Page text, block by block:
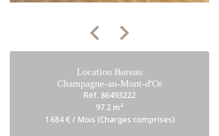
Location Bureau
Champagne-au-Mont-d'Or
Réf. 86493222
97.2 m²
1 684 € / Mois (Charges comprises)